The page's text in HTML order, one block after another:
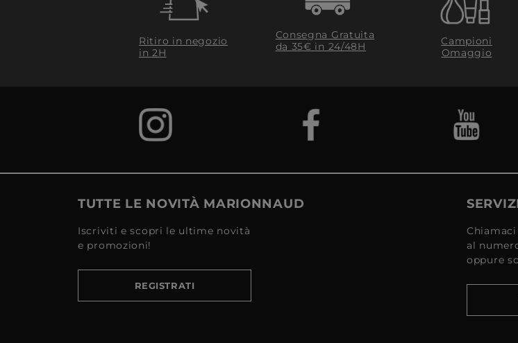
Ritiro in negozio
in 2H
Consegna Gratuita
da 35€​ in 24/48H
Campioni
Omaggio
TUTTE LE NOVITÀ MARIONNAUD
Iscriviti e scopri le ultime novità
e promozioni!
REGISTRATI
al
oppure